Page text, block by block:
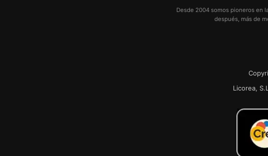
Desde 2004 somos pioneros en
después, más de
Licorea,